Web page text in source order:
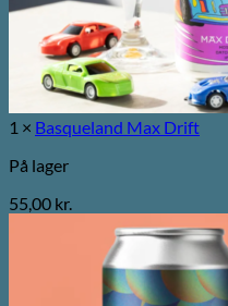
1 × Basqueland Max Drift
På lager
55,00 kr.